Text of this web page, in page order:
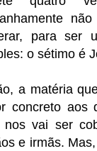
para ser
o sétimo é
a matéria
concreto aos
nos vai ser
e irmãs.